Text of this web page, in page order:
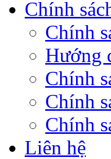
Chính
Chính
Hướng
Chính
Chính
Chính
Liên hệ